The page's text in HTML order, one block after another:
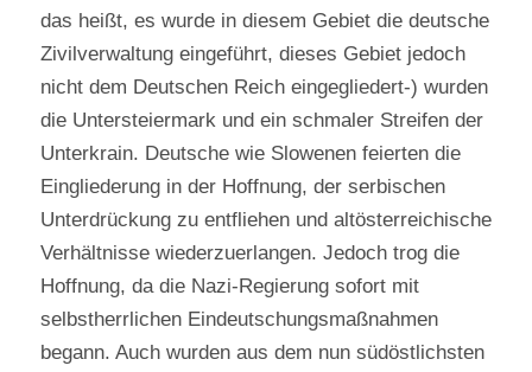
das heißt, es wurde in diesem Gebiet die deutsche
Zivilverwaltung eingeführt, dieses Gebiet jedoch
nicht dem Deutschen Reich eingegliedert-) wurden
die Untersteiermark und ein schmaler Streifen der
Unterkrain. Deutsche wie Slowenen feierten die
Eingliederung in der Hoffnung, der serbischen
Unterdrückung zu entfliehen und altösterreichische
Verhältnisse wiederzuerlangen. Jedoch trog die
Hoffnung, da die Nazi-Regierung sofort mit
selbstherrlichen Eindeutschungsmaßnahmen
begann. Auch wurden aus dem nun südöstlichsten